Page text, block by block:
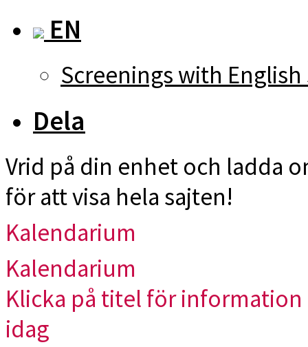
EN
Screenings with
Dela
Vrid på din enhet och ladda
för att visa hela sajten!
Kalendarium
Kalendarium
Klicka på titel för
idag